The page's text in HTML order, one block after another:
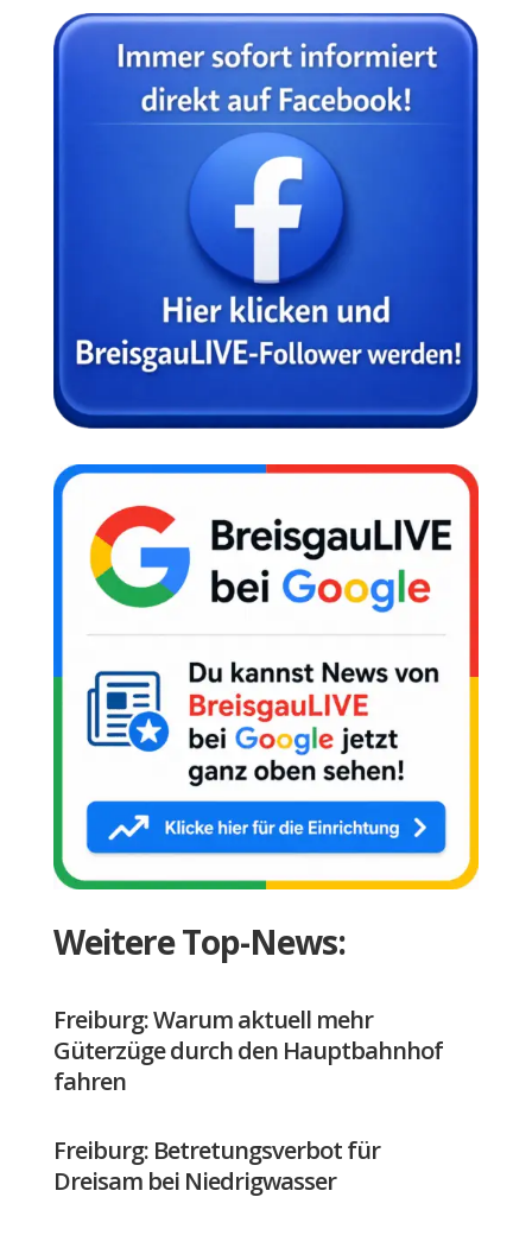
Weitere Top-News:
Freiburg: Warum aktuell mehr
Güterzüge durch den Hauptbahnhof
fahren
Freiburg: Betretungsverbot für
Dreisam bei Niedrigwasser